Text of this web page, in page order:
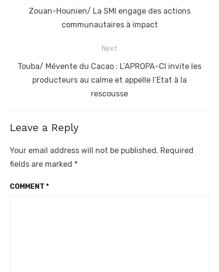
navigation
Previous
Zouan-Hounien/ La SMI engage des actions
communautaires à impact
Next
Next
Touba/ Mévente du Cacao : L’APROPA-CI invite les
producteurs au calme et appelle l’Etat à la
rescousse
Leave a Reply
Your email address will not be published. Required
fields are marked *
COMMENT *